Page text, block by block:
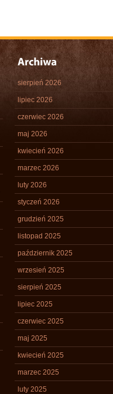
sierpień 2026
lipiec 2026
czerwiec 2026
maj 2026
kwiecień 2026
marzec 2026
luty 2026
styczeń 2026
grudzień 2025
listopad 2025
październik 2025
wrzesień 2025
sierpień 2025
lipiec 2025
czerwiec 2025
maj 2025
kwiecień 2025
marzec 2025
luty 2025